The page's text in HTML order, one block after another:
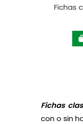
Fichas
Fichas
con o sin